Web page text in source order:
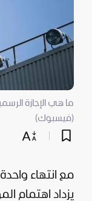
(فيسبوك)
مع انتهاء
يزداد اهتمام